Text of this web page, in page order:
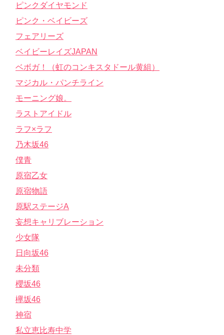
ピンクダイヤモンド
ピンク・ベイビーズ
フェアリーズ
ベイビーレイズJAPAN
ベボガ！（虹のコンキスタドール黄組）
マジカル・パンチライン
モーニング娘。
ラストアイドル
ラフ×ラフ
乃木坂46
僕青
原宿乙女
原宿物語
原駅ステージA
妄想キャリブレーション
少女隊
日向坂46
未分類
櫻坂46
欅坂46
神宿
私立恵比寿中学